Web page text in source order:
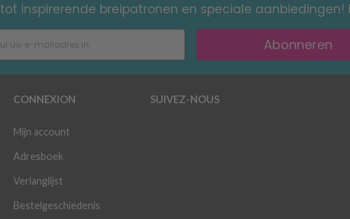
tot inspirerende breipatronen en speciale aanbiedingen!
Abonneren
CONNEXION
Mijn account
Adresboek
Verlanglijst
Bestelgeschiedenis
SUIVEZ-NOUS